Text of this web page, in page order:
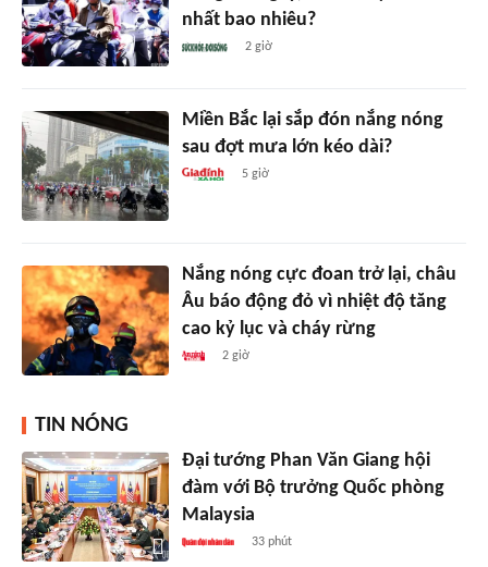
nhất bao nhiêu?
2 giờ
Miền Bắc lại sắp đón nắng nóng
sau đợt mưa lớn kéo dài?
5 giờ
Nắng nóng cực đoan trở lại, châu
Âu báo động đỏ vì nhiệt độ tăng
cao kỷ lục và cháy rừng
2 giờ
TIN NÓNG
Đại tướng Phan Văn Giang hội
đàm với Bộ trưởng Quốc phòng
Malaysia
33 phút